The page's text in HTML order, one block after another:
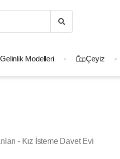
Gelinlik Modelleri Çeyiz
- Kız İsteme Davet Evi